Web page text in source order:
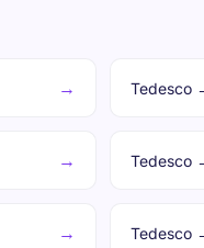
→ Tedesco
→ Tedesco
→ Tedesco